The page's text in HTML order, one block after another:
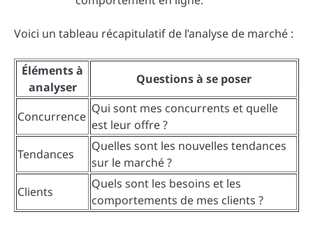
Voici un tableau récapitulatif de l’analyse de marché :
Éléments à
analyser
Questions à se poser
Concurrence
Qui sont mes concurrents et quelle
est leur offre ?
Tendances
Quelles sont les nouvelles tendances
sur le marché ?
Clients
Quels sont les besoins et les
comportements de mes clients ?